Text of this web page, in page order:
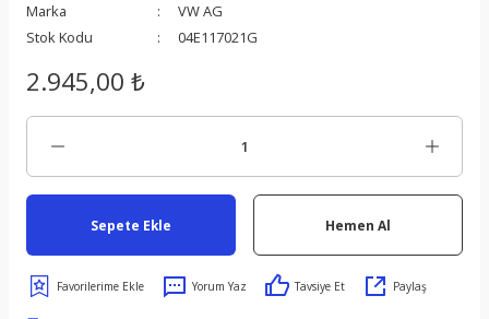
Marka
VW AG
Stok Kodu
04E117021G
2.945,00 ₺
Sepete Ekle Hemen Al
Yorum Yaz Tavsiye Et Paylaş